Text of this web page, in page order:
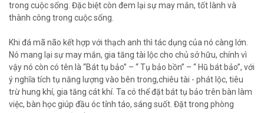
trong cuộc sống. Đặc biệt còn đem lại sự may mắn, tốt lành và
thành công trong cuộc sống.
Khi đá mã não kết hợp với thạch anh thì tác dụng của nó càng lớn.
Nó mang lại sự may mắn, gia tăng tài lộc cho chủ sở hữu, chính vì
vậy nó còn có tên là “Bát tụ bảo” – “ Tụ bảo bồn” – “ Hũ bát bảo”, với
ý nghĩa tích tụ năng lượng vào bên trong,chiêu tài - phát lộc, tiêu
trừ hung khí, gia tăng cát khí. Ta có thể đặt bát tụ bảo trên bàn làm
việc, bàn học giúp đầu óc tỉnh táo, sáng suốt. Đặt trong phòng